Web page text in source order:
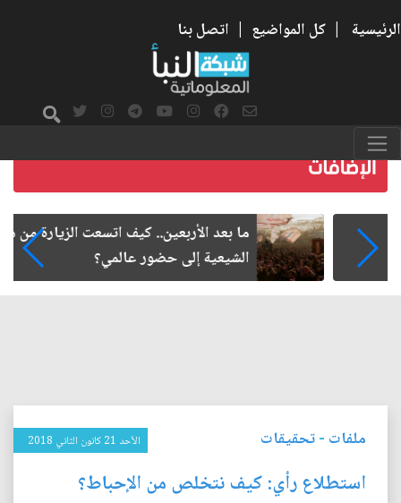
الرئيسية | كل المواضيع | اتصل بنا
ما بعد الأربعين.. كيف اتسعت الزيارة من هويتها
الشيعية إلى حضور عالمي؟
ملفات -تحقيقات الأحد 21 كانون الثاني 2018
استطلاع رأي: كيف نتخلص من الإحباط؟